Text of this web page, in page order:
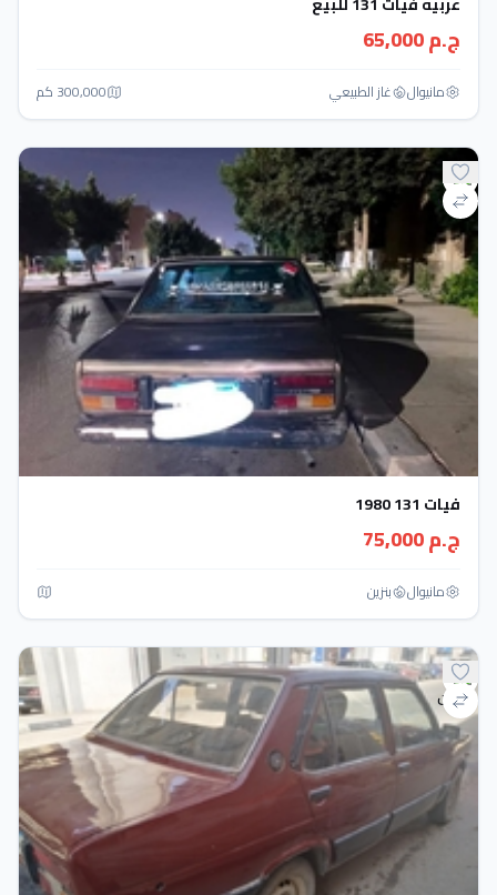
ج.م 65,000
مانيوال غاز الطبيعي 300,000 كم
فيات 131 1980
ج.م 75,000
مانيوال بنزين